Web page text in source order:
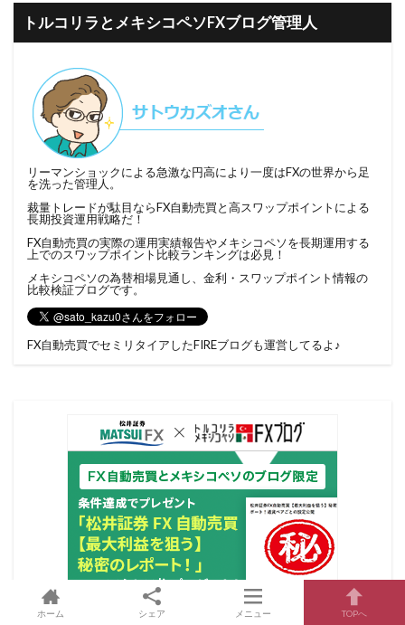
トルコリラとメキシコペソFXブログ管理人
リーマンショックによる急激な円高により一度はFXの世界から足
を洗った管理人。
裁量トレードが駄目ならFX自動売買と高スワップポイントによる
長期投資運用戦略だ！
FX自動売買の実際の運用実績報告やメキシコペソを長期運用する
上でのスワップポイント比較ランキングは必見！
メキシコペソの為替相場見通し、金利・スワップポイント情報の
比較検証ブログです。
FX自動売買でセミリタイアしたFIREブログも運営してるよ♪
ホーム シェア メニュー TOPへ